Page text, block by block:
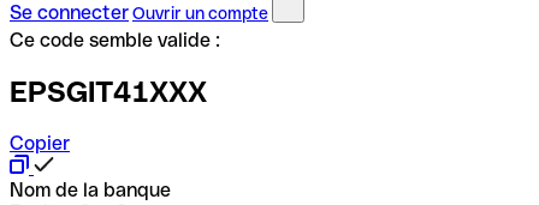
Se connecterOuvrir un compte
Ce code semble valide :
EPSGIT41XXX
Copier
Nom de la banque